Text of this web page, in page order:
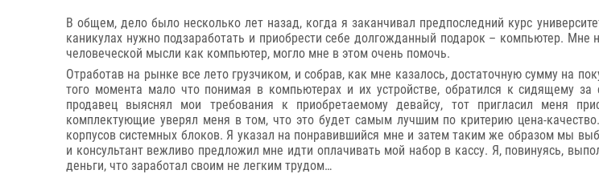
В общем, дело было несколько лет назад, когда я заканчивал предпоследний курс
каникулах нужно подзаработать и приобрести себе долгожданный подарок – компьютер.
человеческой мысли как компьютер, могло мне в этом очень помочь.
Отработав на рынке все лето грузчиком, и собрав, как мне казалось, достаточную сумму на
того момента мало что понимая в компьютерах и их устройстве, обратился к сидящему
продавец выяснял мои требования к приобретаемому девайсу, тот пригласил меня
комплектующие уверял меня в том, что это будет самым лучшим по критерию цена-
корпусов системных блоков. Я указал на понравившийся мне и затем таким же образом мы
и консультант вежливо предложил мне идти оплачивать мой набор в кассу. Я, повинуясь,
деньги, что заработал своим не легким трудом…